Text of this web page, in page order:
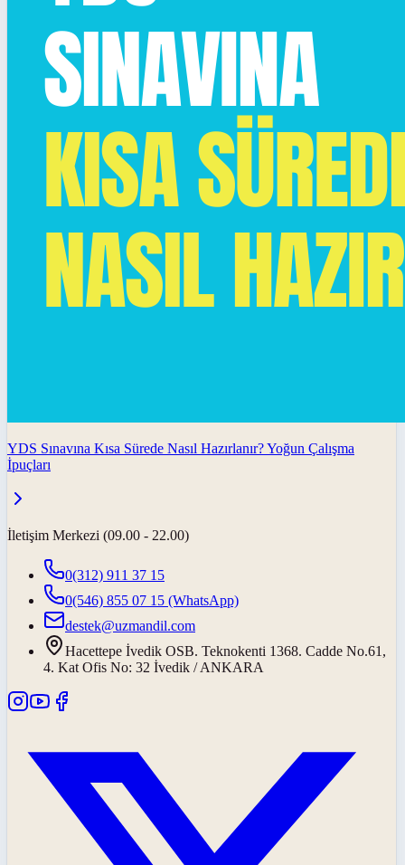
YDS Sınavına Kısa Sürede Nasıl Hazırlanır? Yoğun Çalışma
İpuçları
İletişim Merkezi (09.00 - 22.00)
0(312) 911 37 15
0(546) 855 07 15 (WhatsApp)
destek@uzmandil.com
Hacettepe İvedik OSB. Teknokenti 1368. Cadde No.61,
4. Kat Ofis No: 32 İvedik / ANKARA